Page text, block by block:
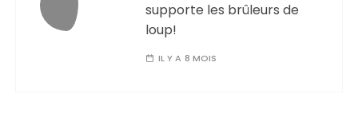
supporte les brûleurs de
loup!
IL Y A 8 MOIS